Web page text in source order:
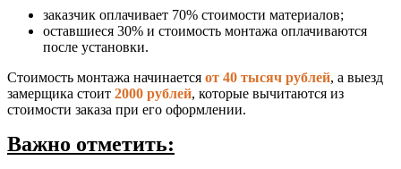
заказчик оплачивает 70% стоимости материалов;
оставшиеся 30% и стоимость монтажа оплачиваются
после установки.
Стоимость монтажа начинается от 40 тысяч рублей, а выезд
замерщика стоит 2000 рублей, которые вычитаются из
стоимости заказа при его оформлении.
Важно отметить: